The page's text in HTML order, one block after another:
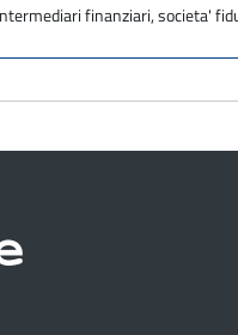
finanziari, societa'